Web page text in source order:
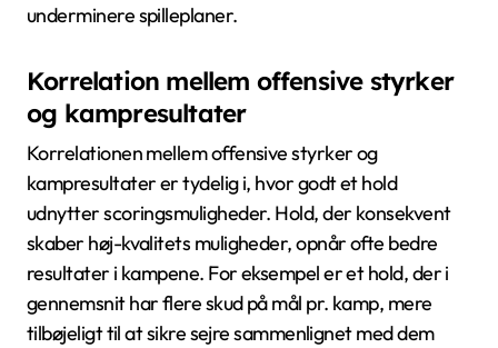
underminere spilleplaner.
Korrelation mellem offensive styrker
og kampresultater
Korrelationen mellem offensive styrker og
kampresultater er tydelig i, hvor godt et hold
udnytter scoringsmuligheder. Hold, der konsekvent
skaber høj-kvalitets muligheder, opnår ofte bedre
resultater i kampene. For eksempel er et hold, der i
gennemsnit har flere skud på mål pr. kamp, mere
tilbøjeligt til at sikre sejre sammenlignet med dem